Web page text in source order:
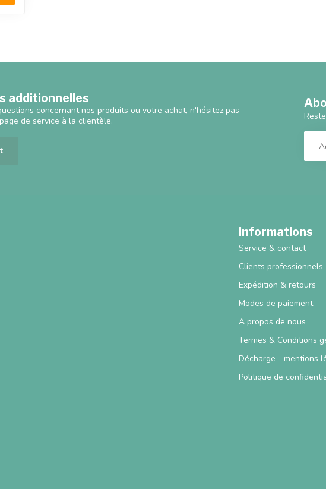
additionnelles
concernant nos produits ou votre achat, n'hésitez pas
de service à la clientèle.
Informations
Service & contact
Clients professionnels
Expédition & retours
Modes de paiement
A propos de nous
Termes & Conditions
Décharge - mentions
Politique de